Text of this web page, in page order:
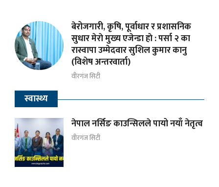
बेरोजगारी, कृषि, पूर्वाधार र प्रशासनिक
सुधार मेराे मुख्य एजेन्डा हाे : पर्सा २ का
रास्वापा उम्मेदवार सुशिल कुमार कानु
(विशेष अन्तरवार्ता)
वीरगंज सिटी
स्वास्थ्य
नेपाल नर्सिङ काउन्सिलले पायो नयाँ नेतृत्व
वीरगंज सिटी